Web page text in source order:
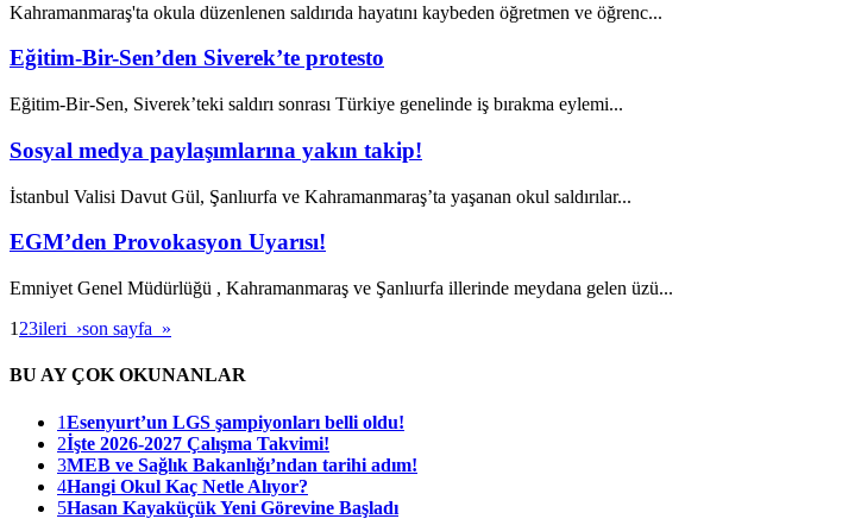
Kahramanmaraş'ta okula düzenlenen saldırıda hayatını kaybeden öğretmen ve öğrenc...
Eğitim-Bir-Sen’den Siverek’te protesto
Eğitim-Bir-Sen, Siverek’teki saldırı sonrası Türkiye genelinde iş bırakma eylemi...
Sosyal medya paylaşımlarına yakın takip!
İstanbul Valisi Davut Gül, Şanlıurfa ve Kahramanmaraş’ta yaşanan okul saldırılar...
EGM’den Provokasyon Uyarısı!
Emniyet Genel Müdürlüğü , Kahramanmaraş ve Şanlıurfa illerinde meydana gelen üzü...
1 23ileri ›son sayfa »
BU AY ÇOK OKUNANLAR
1Esenyurt’un LGS şampiyonları belli oldu!
2İşte 2026-2027 Çalışma Takvimi!
3MEB ve Sağlık Bakanlığı’ndan tarihi adım!
4Hangi Okul Kaç Netle Alıyor?
5Hasan Kayaküçük Yeni Görevine Başladı